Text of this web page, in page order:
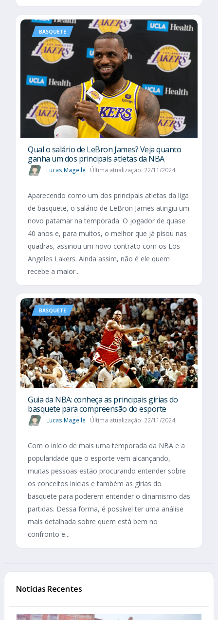
BASQUETE
Qual o salário de LeBron James? Veja quanto
ganha um dos principais atletas da NBA
Lucas Magelle Última atualização: 22/11/2024
Aparecendo como um dos principais atletas da liga
de basquete, o salário de LeBron James atingiu um
novo patamar na temporada. O jogador de quase
40 anos e, para muitos, o melhor que já pisou nas
quadras, assinou um novo contrato com os Los
Angeles Lakers. Ainda assim, não é ele quem
recebe a maior...
BASQUETE
Guia da NBA: conheça as principais gírias do
basquete para compreensão do esporte
Lucas Magelle Última atualização: 22/11/2024
Com o início de mais uma temporada da NBA e a
popularidade que o esporte vem alcançando,
muitas pessoas estão procurando entender sobre
os conceitos inicias e também as gírias do
basquete para poderem entender o dinamismo das
partidas. Dessa forma, é possível ter uma análise
mais detalhada sobre quem está bem no
confronto e...
Notícias Recentes